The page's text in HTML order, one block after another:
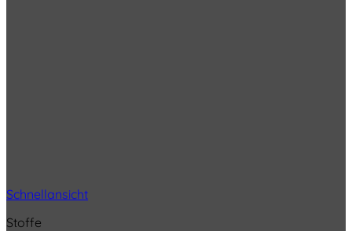
Schnellansicht
Stoffe